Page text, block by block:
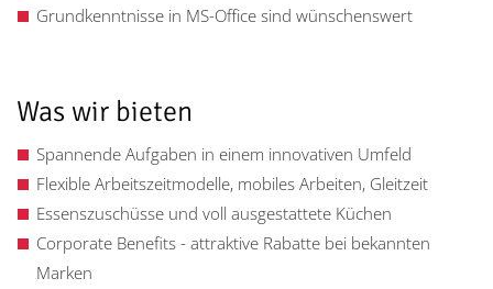
Grundkenntnisse in MS-Office sind wünschenswert
Was wir bieten
Spannende Aufgaben in einem innovativen Umfeld
Flexible Arbeitszeitmodelle, mobiles Arbeiten, Gleitzeit
Essenszuschüsse und voll ausgestattete Küchen
Corporate Benefits - attraktive Rabatte bei bekannten
Marken